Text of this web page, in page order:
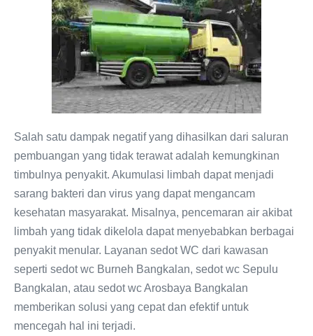
Salah satu dampak negatif yang dihasilkan dari saluran
pembuangan yang tidak terawat adalah kemungkinan
timbulnya penyakit. Akumulasi limbah dapat menjadi
sarang bakteri dan virus yang dapat mengancam
kesehatan masyarakat. Misalnya, pencemaran air akibat
limbah yang tidak dikelola dapat menyebabkan berbagai
penyakit menular. Layanan sedot WC dari kawasan
seperti sedot wc Burneh Bangkalan, sedot wc Sepulu
Bangkalan, atau sedot wc Arosbaya Bangkalan
memberikan solusi yang cepat dan efektif untuk
mencegah hal ini terjadi.